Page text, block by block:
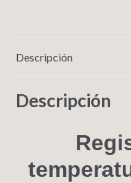
Descripción
Descripción